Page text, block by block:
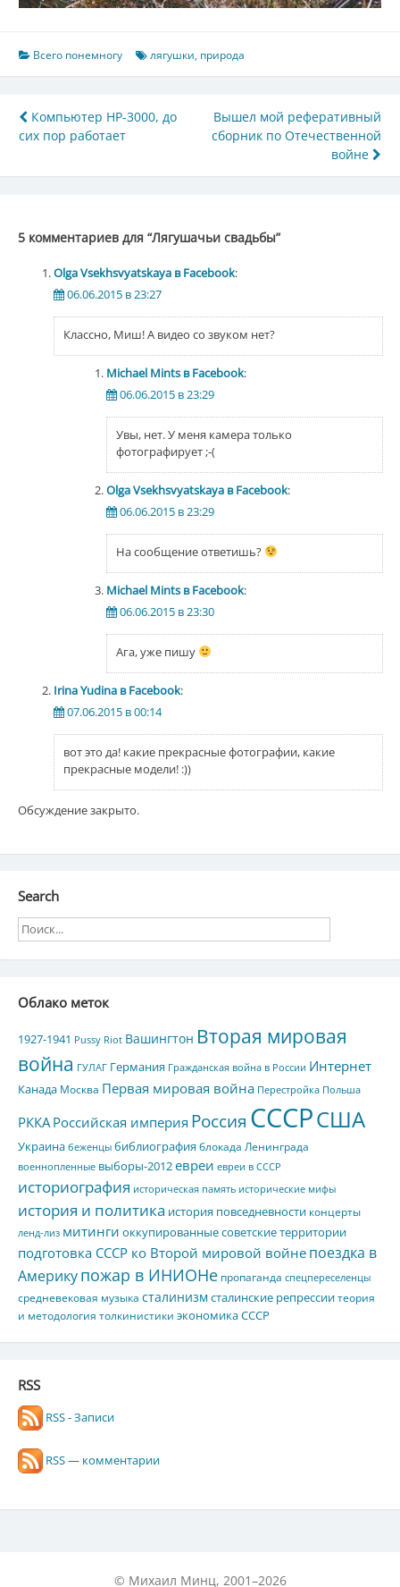
Всего понемногу лягушки, природа
Навигация
по
записям
Компьютер HP-3000, до
сих пор работает
Вышел мой реферативный
сборник по Отечественной
войне
5 комментариев для “Лягушачьи свадьбы”
Olga Vsekhsvyatskaya в Facebook:
06.06.2015 в 23:27
Классно, Миш! А видео со звуком нет?
Michael Mints в Facebook:
06.06.2015 в 23:29
Увы, нет. У меня камера только
фотографирует ;-(
Olga Vsekhsvyatskaya в Facebook:
06.06.2015 в 23:29
На сообщение ответишь?
Michael Mints в Facebook:
06.06.2015 в 23:30
Ага, уже пишу
Irina Yudina в Facebook:
07.06.2015 в 00:14
вот это да! какие прекрасные фотографии, какие
прекрасные модели! :))
Обсуждение закрыто.
Search
Облако меток
1927-1941 Pussy Riot Вашингтон Вторая мировая
война ГУЛАГ Германия Гражданская война в России Интернет
Канада Москва Первая мировая война Перестройка Польша
РККА Российская империя Россия СССРСША
Украина беженцы библиография блокада Ленинграда
военнопленные выборы-2012евреи евреи в СССР
историография историческая память исторические мифы
история и политика история повседневности концерты
ленд-лиз митинги оккупированные советские территории
подготовка СССР ко Второй мировой войнепоездка в
Америкупожар в ИНИОНе пропаганда спецпереселенцы
средневековая музыка сталинизмсталинские репрессиитеория
и методология толкинистики экономика СССР
RSS
RSS - Записи
RSS — комментарии
© Михаил Минц, 2001–2026